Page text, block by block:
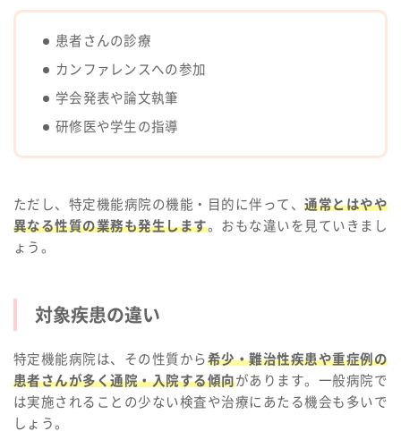
患者さんの診療
カンファレンスへの参加
学会発表や論文執筆
研修医や学生の指導
ただし、特定機能病院の機能・目的に伴って、通常とはやや
異なる性質の業務も発生します。おもな違いを見ていきまし
ょう。
対象疾患の違い
特定機能病院は、その性質から 希少・難治性疾患や重症例の
患者さんが多く通院・入院する傾向があります。一般病院で
は実施されることの少ない検査や治療にあたる機会も多いで
しょう。